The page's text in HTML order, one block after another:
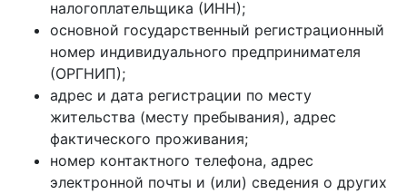
налогоплательщика (ИНН);
основной государственный регистрационный
номер индивидуального предпринимателя
(ОРГНИП);
адрес и дата регистрации по месту
жительства (месту пребывания), адрес
фактического проживания;
номер контактного телефона, адрес
электронной почты и (или) сведения о других